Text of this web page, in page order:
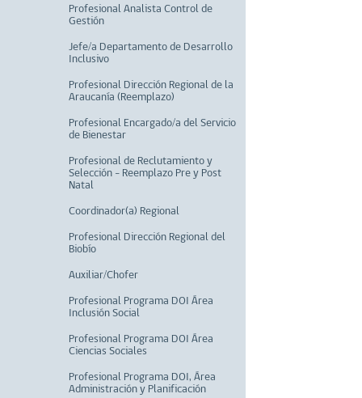
Profesional Analista Control de
Gestión
Jefe/a Departamento de Desarrollo
Inclusivo
Profesional Dirección Regional de la
Araucanía (Reemplazo)
Profesional Encargado/a del Servicio
de Bienestar
Profesional de Reclutamiento y
Selección - Reemplazo Pre y Post
Natal
Coordinador(a) Regional
Profesional Dirección Regional del
Biobío
Auxiliar/Chofer
Profesional Programa DOI Área
Inclusión Social
Profesional Programa DOI Área
Ciencias Sociales
Profesional Programa DOI, Área
Administración y Planificación